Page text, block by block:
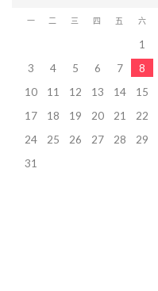
一 二 三 四 五 六
1
3
4 5 6 7 8
10
11 12 13 14 15
17
18 19 20 21 22
24
25 26 27 28 29
31